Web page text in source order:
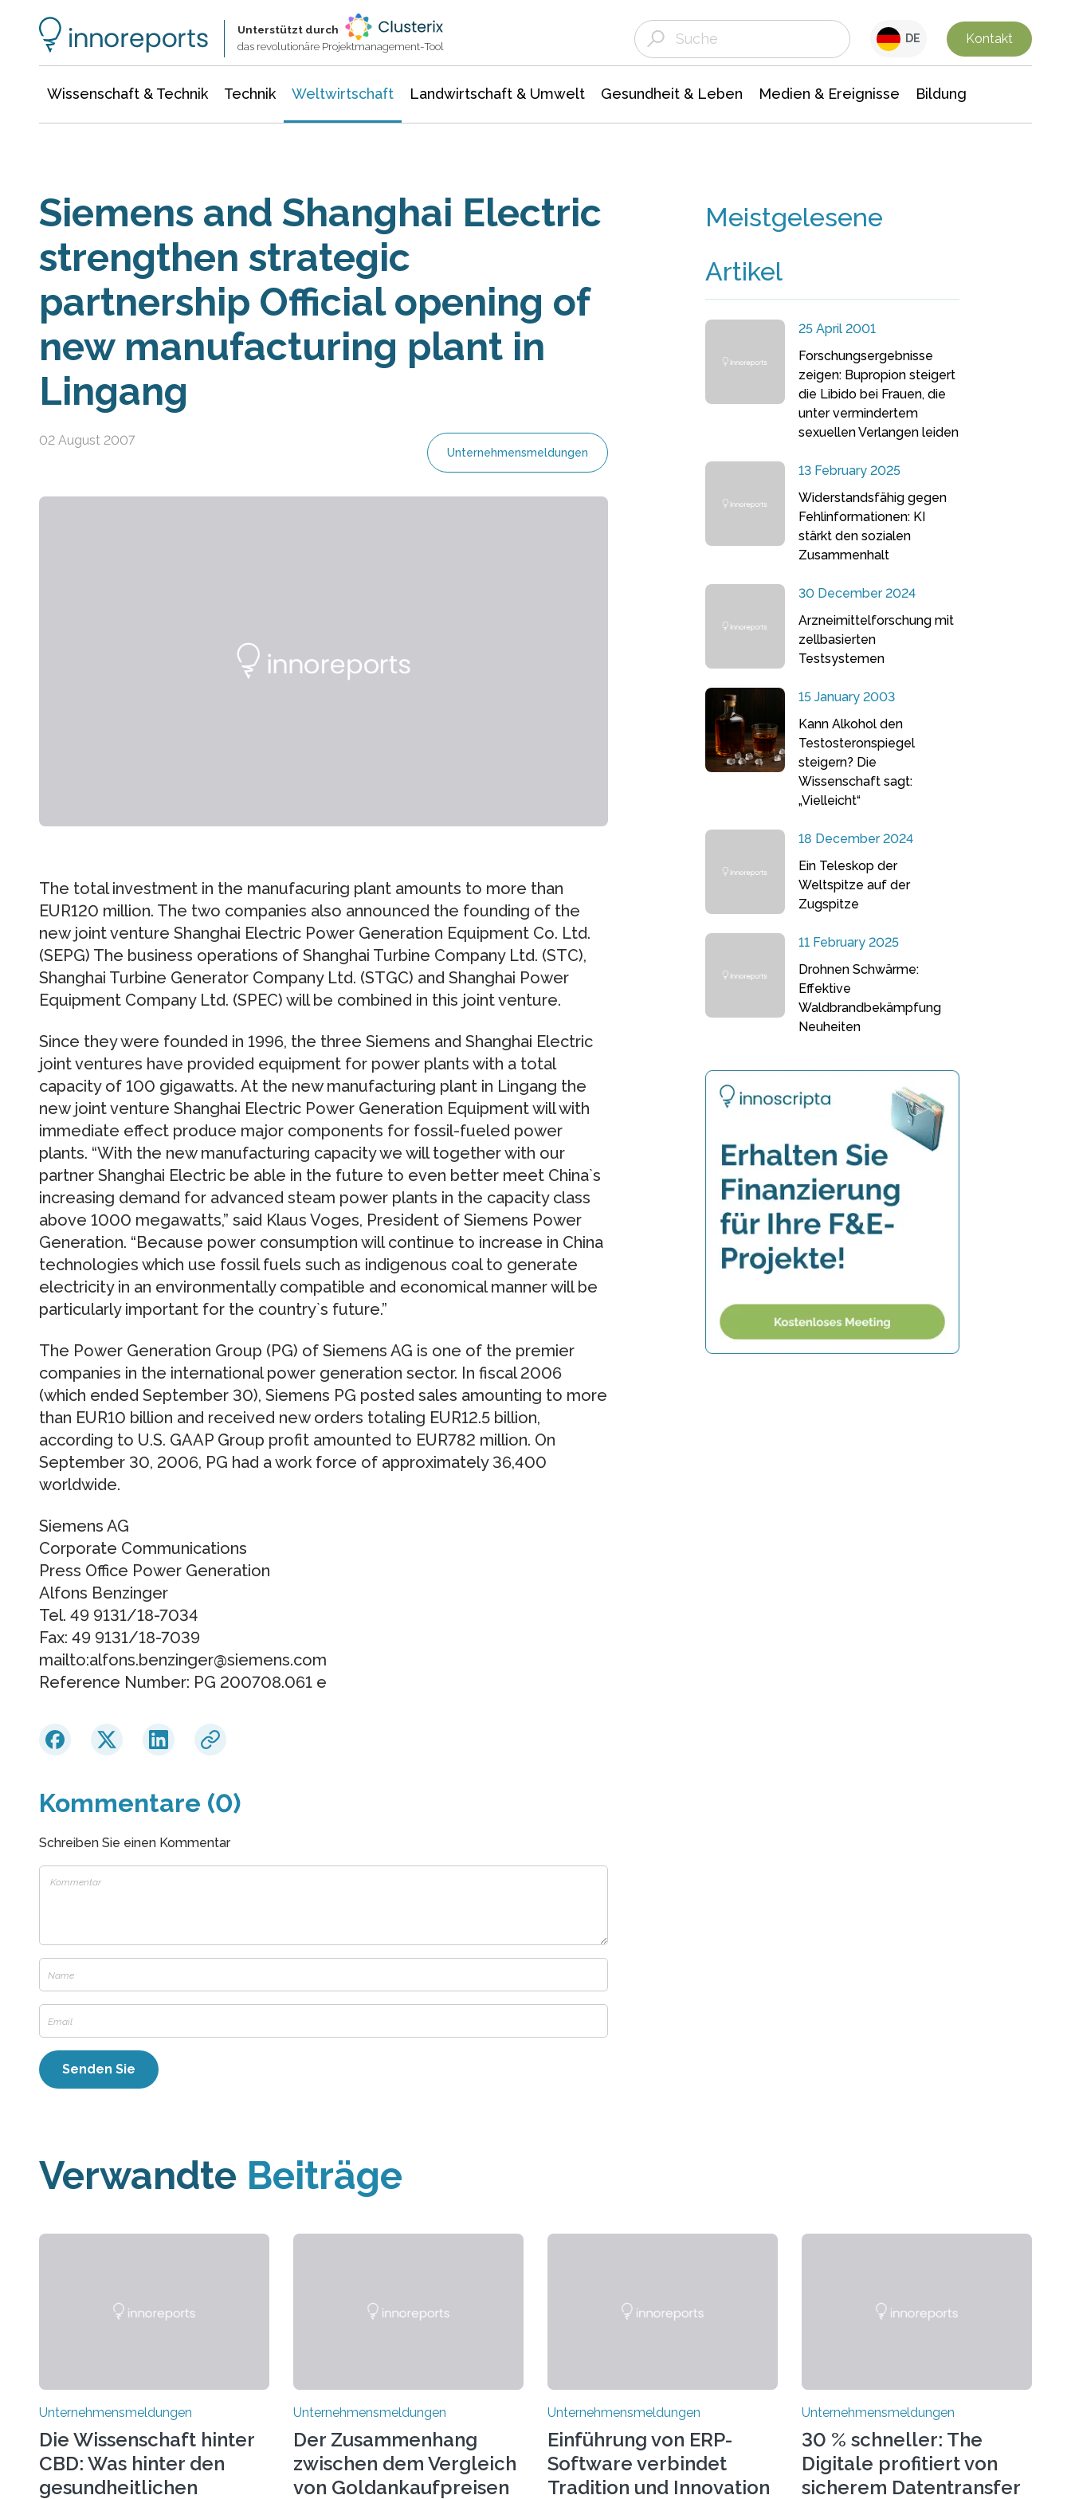
Unterstützt durch
das revolutionäre Projektmanagement-Tool
DE Kontakt
Wissenschaft & Technik Technik Weltwirtschaft Landwirtschaft & Umwelt Gesundheit & Leben Medien & Ereignisse Bildung
Siemens and Shanghai Electric
strengthen strategic
partnership Official opening of
new manufacturing plant in
Lingang
02 August 2007
Unternehmensmeldungen
The total investment in the manufacuring plant amounts to more than
EUR120 million. The two companies also announced the founding of the
new joint venture Shanghai Electric Power Generation Equipment Co. Ltd.
(SEPG) The business operations of Shanghai Turbine Company Ltd. (STC),
Shanghai Turbine Generator Company Ltd. (STGC) and Shanghai Power
Equipment Company Ltd. (SPEC) will be combined in this joint venture.
Since they were founded in 1996, the three Siemens and Shanghai Electric
joint ventures have provided equipment for power plants with a total
capacity of 100 gigawatts. At the new manufacturing plant in Lingang the
new joint venture Shanghai Electric Power Generation Equipment will with
immediate effect produce major components for fossil-fueled power
plants. “With the new manufacturing capacity we will together with our
partner Shanghai Electric be able in the future to even better meet China`s
increasing demand for advanced steam power plants in the capacity class
above 1000 megawatts,” said Klaus Voges, President of Siemens Power
Generation. “Because power consumption will continue to increase in China
technologies which use fossil fuels such as indigenous coal to generate
electricity in an environmentally compatible and economical manner will be
particularly important for the country`s future.”
The Power Generation Group (PG) of Siemens AG is one of the premier
companies in the international power generation sector. In fiscal 2006
(which ended September 30), Siemens PG posted sales amounting to more
than EUR10 billion and received new orders totaling EUR12.5 billion,
according to U.S. GAAP Group profit amounted to EUR782 million. On
September 30, 2006, PG had a work force of approximately 36,400
worldwide.
Siemens AG
Corporate Communications
Press Office Power Generation
Alfons Benzinger
Tel. 49 9131/18-7034
Fax: 49 9131/18-7039
mailto:alfons.benzinger@siemens.com
Reference Number: PG 200708.061 e
Kommentare (0)
Schreiben Sie einen Kommentar
Meistgelesene
Artikel
25 April 2001
Forschungsergebnisse
zeigen: Bupropion steigert
die Libido bei Frauen, die
unter vermindertem
sexuellen Verlangen leiden
13 February 2025
Widerstandsfähig gegen
Fehlinformationen: KI
stärkt den sozialen
Zusammenhalt
30 December 2024
Arzneimittelforschung mit
zellbasierten
Testsystemen
15 January 2003
Kann Alkohol den
Testosteronspiegel
steigern? Die
Wissenschaft sagt:
„Vielleicht“
18 December 2024
Ein Teleskop der
Weltspitze auf der
Zugspitze
11 February 2025
Drohnen Schwärme:
Effektive
Waldbrandbekämpfung
Neuheiten
Verwandte Beiträge
Unternehmensmeldungen
Die Wissenschaft hinter
CBD: Was hinter den
gesundheitlichen
Unternehmensmeldungen
Der Zusammenhang
zwischen dem Vergleich
von Goldankaufpreisen
Unternehmensmeldungen
Einführung von ERP-
Software verbindet
Tradition und Innovation
Unternehmensmeldungen
30 % schneller: The
Digitale profitiert von
sicherem Datentransfer